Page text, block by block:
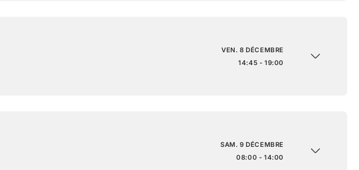
VEN. 8 DÉCEMBRE
14:45 - 19:00
SAM. 9 DÉCEMBRE
08:00 - 14:00